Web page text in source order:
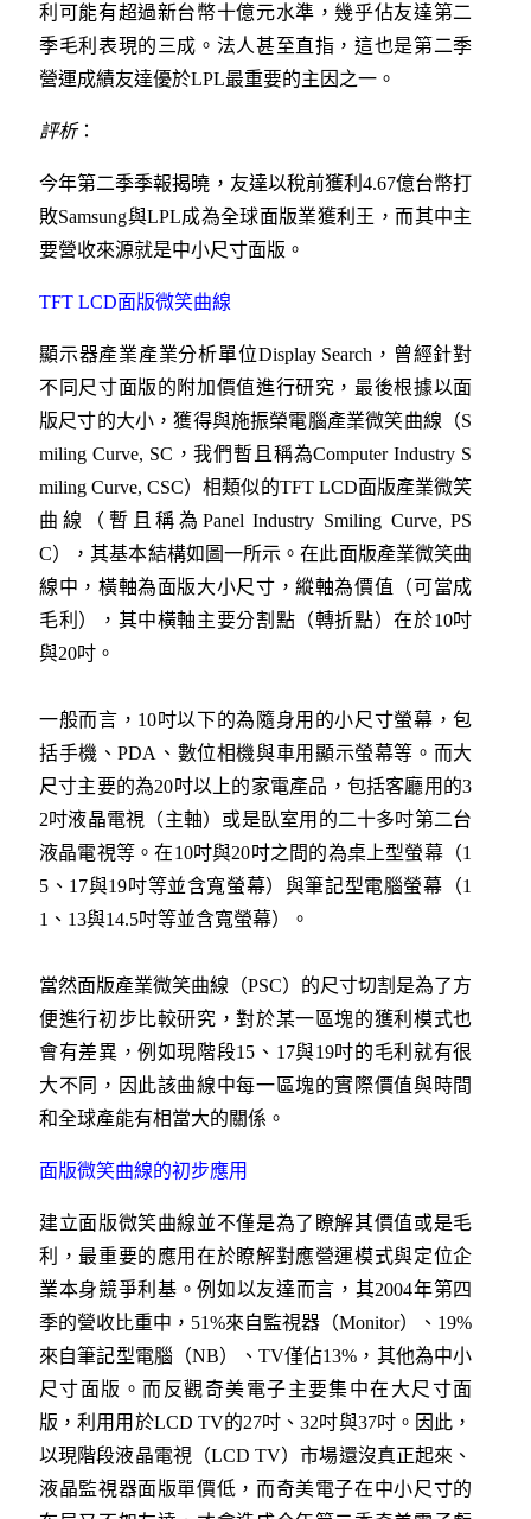
利可能有超過新台幣十億元水準，幾乎佔友達第二
季毛利表現的三成。法人甚至直指，這也是第二季
營運成績友達優於LPL最重要的主因之一。
評析：
今年第二季季報揭曉，友達以稅前獲利4.67億台幣打
敗Samsung與LPL成為全球面版業獲利王，而其中主
要營收來源就是中小尺寸面版。
TFT LCD面版微笑曲線
顯示器產業產業分析單位Display Search，曾經針對
不同尺寸面版的附加價值進行研究，最後根據以面
版尺寸的大小，獲得與施振榮電腦產業微笑曲線（S
miling Curve, SC，我們暫且稱為Computer Industry S
miling Curve, CSC）相類似的TFT LCD面版產業微笑
曲線（暫且稱為Panel Industry Smiling Curve, PS
C），其基本結構如圖一所示。在此面版產業微笑曲
線中，橫軸為面版大小尺寸，縱軸為價值（可當成
毛利），其中橫軸主要分割點（轉折點）在於10吋
與20吋。
一般而言，10吋以下的為隨身用的小尺寸螢幕，包
括手機、PDA、數位相機與車用顯示螢幕等。而大
尺寸主要的為20吋以上的家電產品，包括客廳用的3
2吋液晶電視（主軸）或是臥室用的二十多吋第二台
液晶電視等。在10吋與20吋之間的為桌上型螢幕（1
5、17與19吋等並含寬螢幕）與筆記型電腦螢幕（1
1、13與14.5吋等並含寬螢幕）。
當然面版產業微笑曲線（PSC）的尺寸切割是為了方
便進行初步比較研究，對於某一區塊的獲利模式也
會有差異，例如現階段15、17與19吋的毛利就有很
大不同，因此該曲線中每一區塊的實際價值與時間
和全球產能有相當大的關係。
面版微笑曲線的初步應用
建立面版微笑曲線並不僅是為了瞭解其價值或是毛
利，最重要的應用在於瞭解對應營運模式與定位企
業本身競爭利基。例如以友達而言，其2004年第四
季的營收比重中，51%來自監視器（Monitor）、19%
來自筆記型電腦（NB）、TV僅佔13%，其他為中小
尺寸面版。而反觀奇美電子主要集中在大尺寸面
版，利用用於LCD TV的27吋、32吋與37吋。因此，
以現階段液晶電視（LCD TV）市場還沒真正起來、
液晶監視器面版單價低，而奇美電子在中小尺寸的